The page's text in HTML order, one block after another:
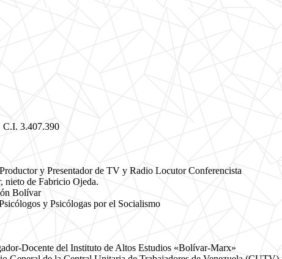
3.407.390
y Presentador de TV y Radio Locutor Conferencista
nieto de Fabricio Ojeda.
Bolívar
y Psicólogas por el Socialismo
Docente del Instituto de Altos Estudios «Bolívar-Marx»